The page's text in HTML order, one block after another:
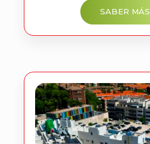
SABER MÁS